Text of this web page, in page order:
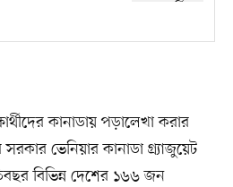
কানাডায় পড়ালেখা করার
ভেনিয়ার কানাডা গ্র্যাজুয়েট
বিভিন্ন দেশের ১৬৬ জন